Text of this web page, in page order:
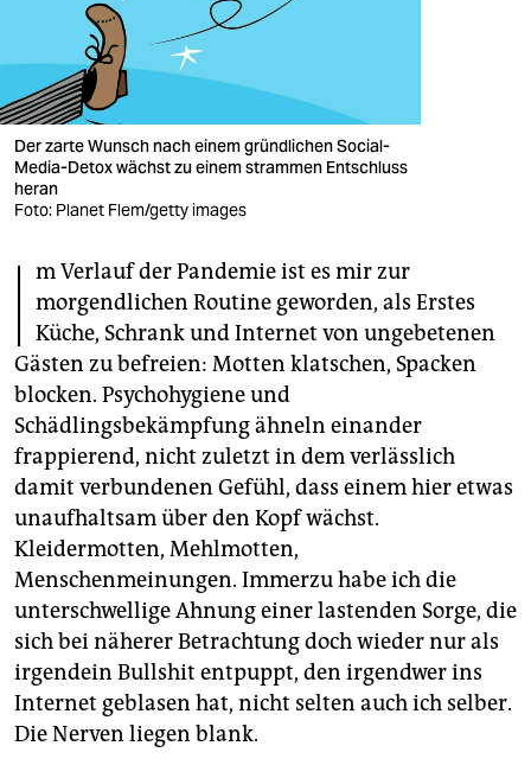
veranstaltungen
shop
fragen & hilfe
unterstützen
genossenschaft
epaper login
Der zarte Wunsch nach einem gründlichen Social-
Media-Detox wächst zu einem strammen Entschluss
heran
Foto: Planet Flem/getty images
I m Verlauf der Pandemie ist es mir zur
morgendlichen Routine geworden, als Erstes
Küche, Schrank und Internet von ungebetenen
Gästen zu befreien: Motten klatschen, Spacken
blocken. Psychohygiene und
Schädlingsbekämpfung ähneln einander
frappierend, nicht zuletzt in dem verlässlich
damit verbundenen Gefühl, dass einem hier etwas
unaufhaltsam über den Kopf wächst.
Kleidermotten, Mehlmotten,
Menschenmeinungen. Immerzu habe ich die
unterschwellige Ahnung einer lastenden Sorge, die
sich bei näherer Betrachtung doch wieder nur als
irgendein Bullshit entpuppt, den irgendwer ins
Internet geblasen hat, nicht selten auch ich selber.
Die Nerven liegen blank.